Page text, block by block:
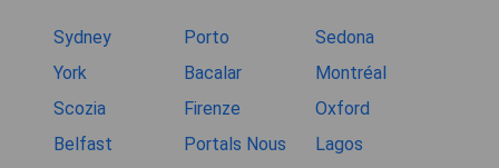
Sydney Porto
Sedona
York
Bacalar
Montréal
Scozia
Firenze
Oxford
Belfast
Portals Nous
Lagos